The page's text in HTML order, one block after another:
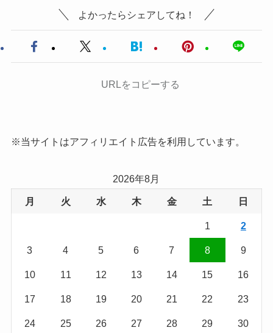
よかったらシェアしてね！
URLをコピーする
※当サイトはアフィリエイト広告を利用しています。
2026年8月
月 火 水 木 金 土 日
1 2
3 4 5 6 7 8 9
10 11 12 13 14 15 16
17 18 19 20 21 22 23
24 25 26 27 28 29 30